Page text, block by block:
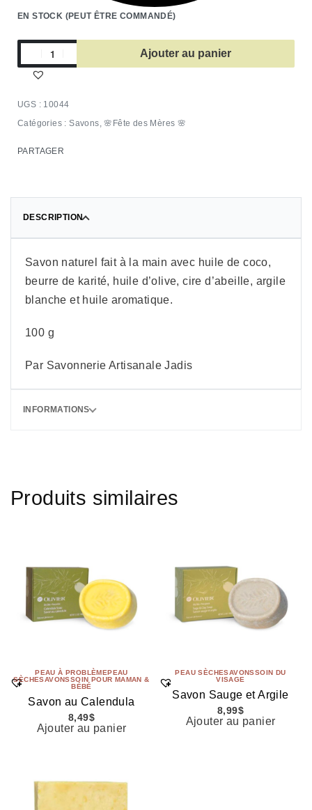
EN STOCK (PEUT ÊTRE COMMANDÉ)
Ajouter au panier
10044
Catégories :Savons,🌸Fête des Mères 🌸
PARTAGER
DESCRIPTION
Savon naturel fait à la main avec huile de coco,
beurre de karité, huile d’olive, cire d’abeille, argile
blanche et huile aromatique.
100 g
Par Savonnerie Artisanale Jadis
INFORMATIONS
Produits similaires
PEAU À PROBLÈMEPEAU
SÈCHESAVONSSOIN POUR MAMAN &
BÉBÉ
Savon au Calendula
8,49$
Ajouter au panier
PEAU SÈCHESAVONSSOIN DU
VISAGE
Savon Sauge et Argile
8,99$
Ajouter au panier